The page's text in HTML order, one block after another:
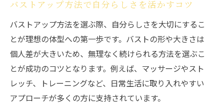
バストアップ方法で自分らしさを活かすコツ
バストアップ方法を選ぶ際、自分らしさを大切にするこ
とが理想の体型への第一歩です。バストの形や大きさは
個人差が大きいため、無理なく続けられる方法を選ぶこ
とが成功のコツとなります。例えば、マッサージやスト
レッチ、トレーニングなど、日常生活に取り入れやすい
アプローチが多くの方に支持されています。